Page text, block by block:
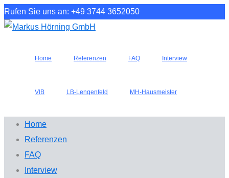
Rufen Sie uns an: +49 3744 3652050
Home Referenzen FAQ Interview
VIB LB-Lengenfeld MH-Hausmeister
Home
Referenzen
FAQ
Interview